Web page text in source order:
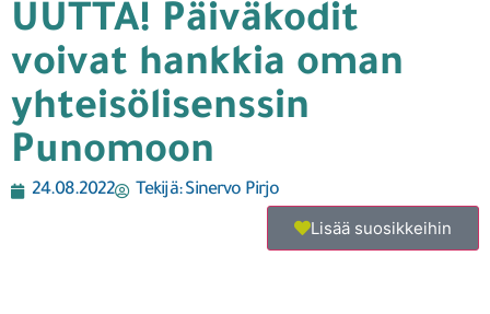
UUTTA! Päiväkodit
voivat hankkia oman
yhteisölisenssin
Punomoon
24.08.2022 Tekijä:Sinervo Pirjo
Lisää suosikkeihin